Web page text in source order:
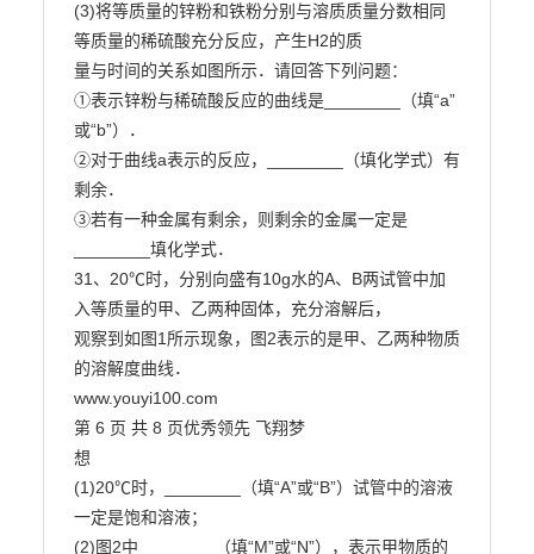
(3)将等质量的锌粉和铁粉分别与溶质质量分数相同
等质量的稀硫酸充分反应，产生H2的质
量与时间的关系如图所示．请回答下列问题：
①表示锌粉与稀硫酸反应的曲线是________（填“a”
或“b”）．
②对于曲线a表示的反应，________（填化学式）有
剩余．
③若有一种金属有剩余，则剩余的金属一定是
________填化学式．
31、20℃时，分别向盛有10g水的A、B两试管中加
入等质量的甲、乙两种固体，充分溶解后，
观察到如图1所示现象，图2表示的是甲、乙两种物质
的溶解度曲线．
www.youyi100.com
第 6 页 共 8 页优秀领先 飞翔梦
想
(1)20℃时，________（填“A”或“B”）试管中的溶液
一定是饱和溶液；
(2)图2中________（填“M”或“N”），表示甲物质的